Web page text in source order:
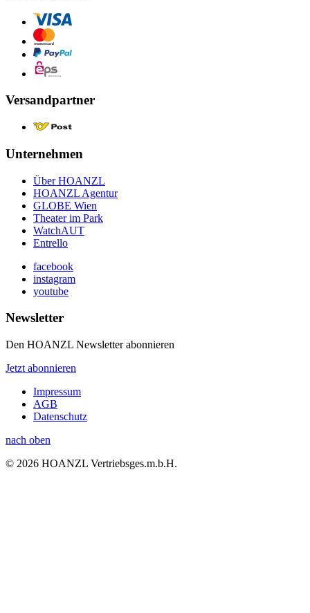
Versandpartner
Unternehmen
Über HOANZL
HOANZL Agentur
GLOBE Wien
Theater im Park
WatchAUT
Entrello
facebook
instagram
youtube
Newsletter
Den HOANZL Newsletter abonnieren
Jetzt abonnieren
Impressum
AGB
Datenschutz
nach oben
© 2026 HOANZL Vertriebsges.m.b.H.